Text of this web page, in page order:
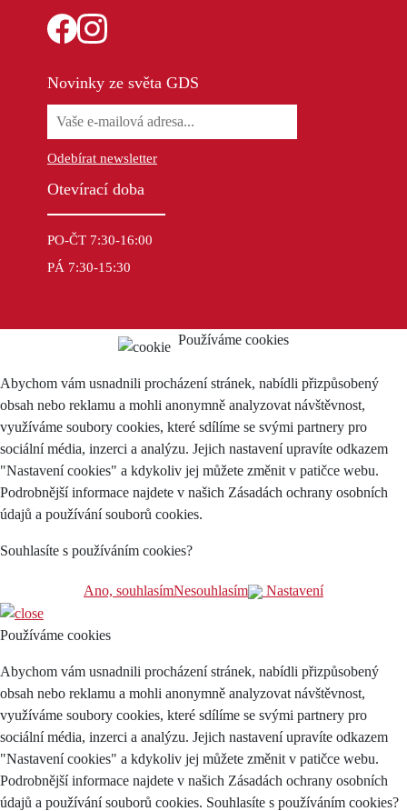
Novinky ze světa GDS
Odebírat newsletter
Otevírací doba
PO-ČT 7:30-16:00
PÁ 7:30-15:30
Používáme cookies
Abychom vám usnadnili procházení stránek, nabídli přizpůsobený
obsah nebo reklamu a mohli anonymně analyzovat návštěvnost,
využíváme soubory cookies, které sdílíme se svými partnery pro
sociální média, inzerci a analýzu. Jejich nastavení upravíte odkazem
"Nastavení cookies" a kdykoliv jej můžete změnit v patičce webu.
Podrobnější informace najdete v našich Zásadách ochrany osobních
údajů a používání souborů cookies.
Souhlasíte s používáním cookies?
Ano, souhlasímNesouhlasím Nastavení
Používáme cookies
Abychom vám usnadnili procházení stránek, nabídli přizpůsobený
obsah nebo reklamu a mohli anonymně analyzovat návštěvnost,
využíváme soubory cookies, které sdílíme se svými partnery pro
sociální média, inzerci a analýzu. Jejich nastavení upravíte odkazem
"Nastavení cookies" a kdykoliv jej můžete změnit v patičce webu.
Podrobnější informace najdete v našich Zásadách ochrany osobních
údajů a používání souborů cookies. Souhlasíte s používáním cookies?